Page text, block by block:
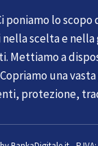
poniamo lo scopo
scelta e nella
Mettiamo a
una
protezione,